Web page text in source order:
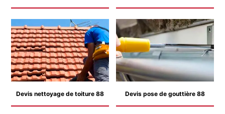
Devis nettoyage de toiture 88 Devis pose de gouttière 88